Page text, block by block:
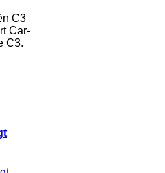
C3
Car-
C3.